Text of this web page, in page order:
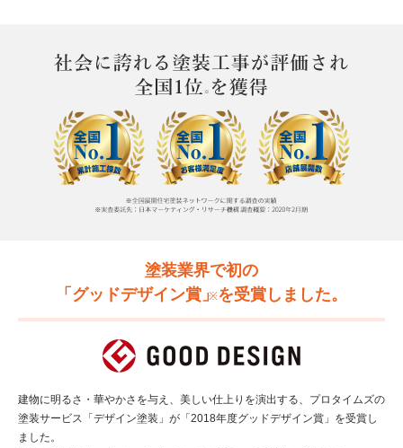
塗装業界で初の
「グッドデザイン賞」
※を受賞しました。
建物に明るさ・華やかさを与え、美しい仕上りを演出する、プロタイムズの
塗装サービス「デザイン塗装」が「2018年度グッドデザイン賞」を受賞し
ました。